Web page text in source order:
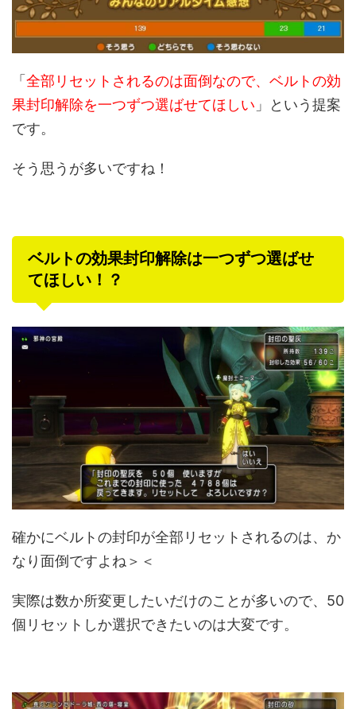
「 全部リセットされるのは面倒なので、ベルトの効
果封印解除を一つずつ選ばせてほしい 」という提案
です。
そう思うが多いですね！
ベルトの効果封印解除は一つずつ選ばせ
てほしい！？
確かにベルトの封印が全部リセットされるのは、か
なり面倒ですよね＞＜
実際は数か所変更したいだけのことが多いので、50
個リセットしか選択できたいのは大変です。